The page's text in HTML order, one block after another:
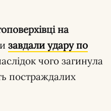
на
завдали удару по
чого загинула
постраждалих